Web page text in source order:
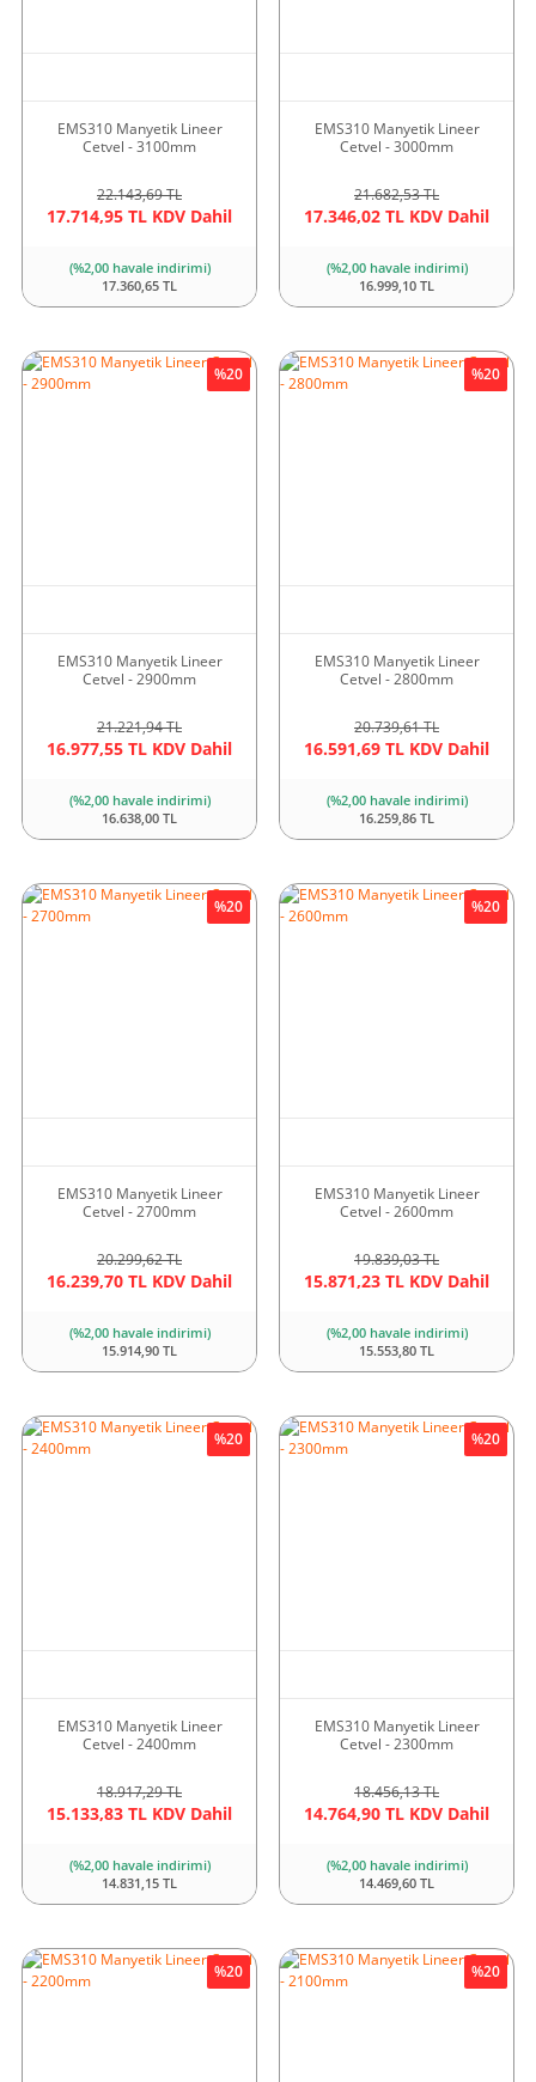
EMS310 Manyetik Lineer
Cetvel - 3100mm
22.143,69 TL
17.714,95 TL KDV Dahil
(%2,00 havale indirimi)
17.360,65 TL
EMS310 Manyetik Lineer
Cetvel - 3000mm
21.682,53 TL
17.346,02 TL KDV Dahil
(%2,00 havale indirimi)
16.999,10 TL
EMS310 Manyetik Lineer
Cetvel - 2900mm
21.221,94 TL
16.977,55 TL KDV Dahil
%20
(%2,00 havale indirimi)
16.638,00 TL
EMS310 Manyetik Lineer
Cetvel - 2800mm
20.739,61 TL
16.591,69 TL KDV Dahil
%20
(%2,00 havale indirimi)
16.259,86 TL
EMS310 Manyetik Lineer
Cetvel - 2700mm
20.299,62 TL
16.239,70 TL KDV Dahil
%20
(%2,00 havale indirimi)
15.914,90 TL
EMS310 Manyetik Lineer
Cetvel - 2600mm
19.839,03 TL
15.871,23 TL KDV Dahil
%20
(%2,00 havale indirimi)
15.553,80 TL
EMS310 Manyetik Lineer
Cetvel - 2400mm
18.917,29 TL
15.133,83 TL KDV Dahil
%20
(%2,00 havale indirimi)
14.831,15 TL
EMS310 Manyetik Lineer
Cetvel - 2300mm
18.456,13 TL
14.764,90 TL KDV Dahil
%20
(%2,00 havale indirimi)
14.469,60 TL
%20 %20